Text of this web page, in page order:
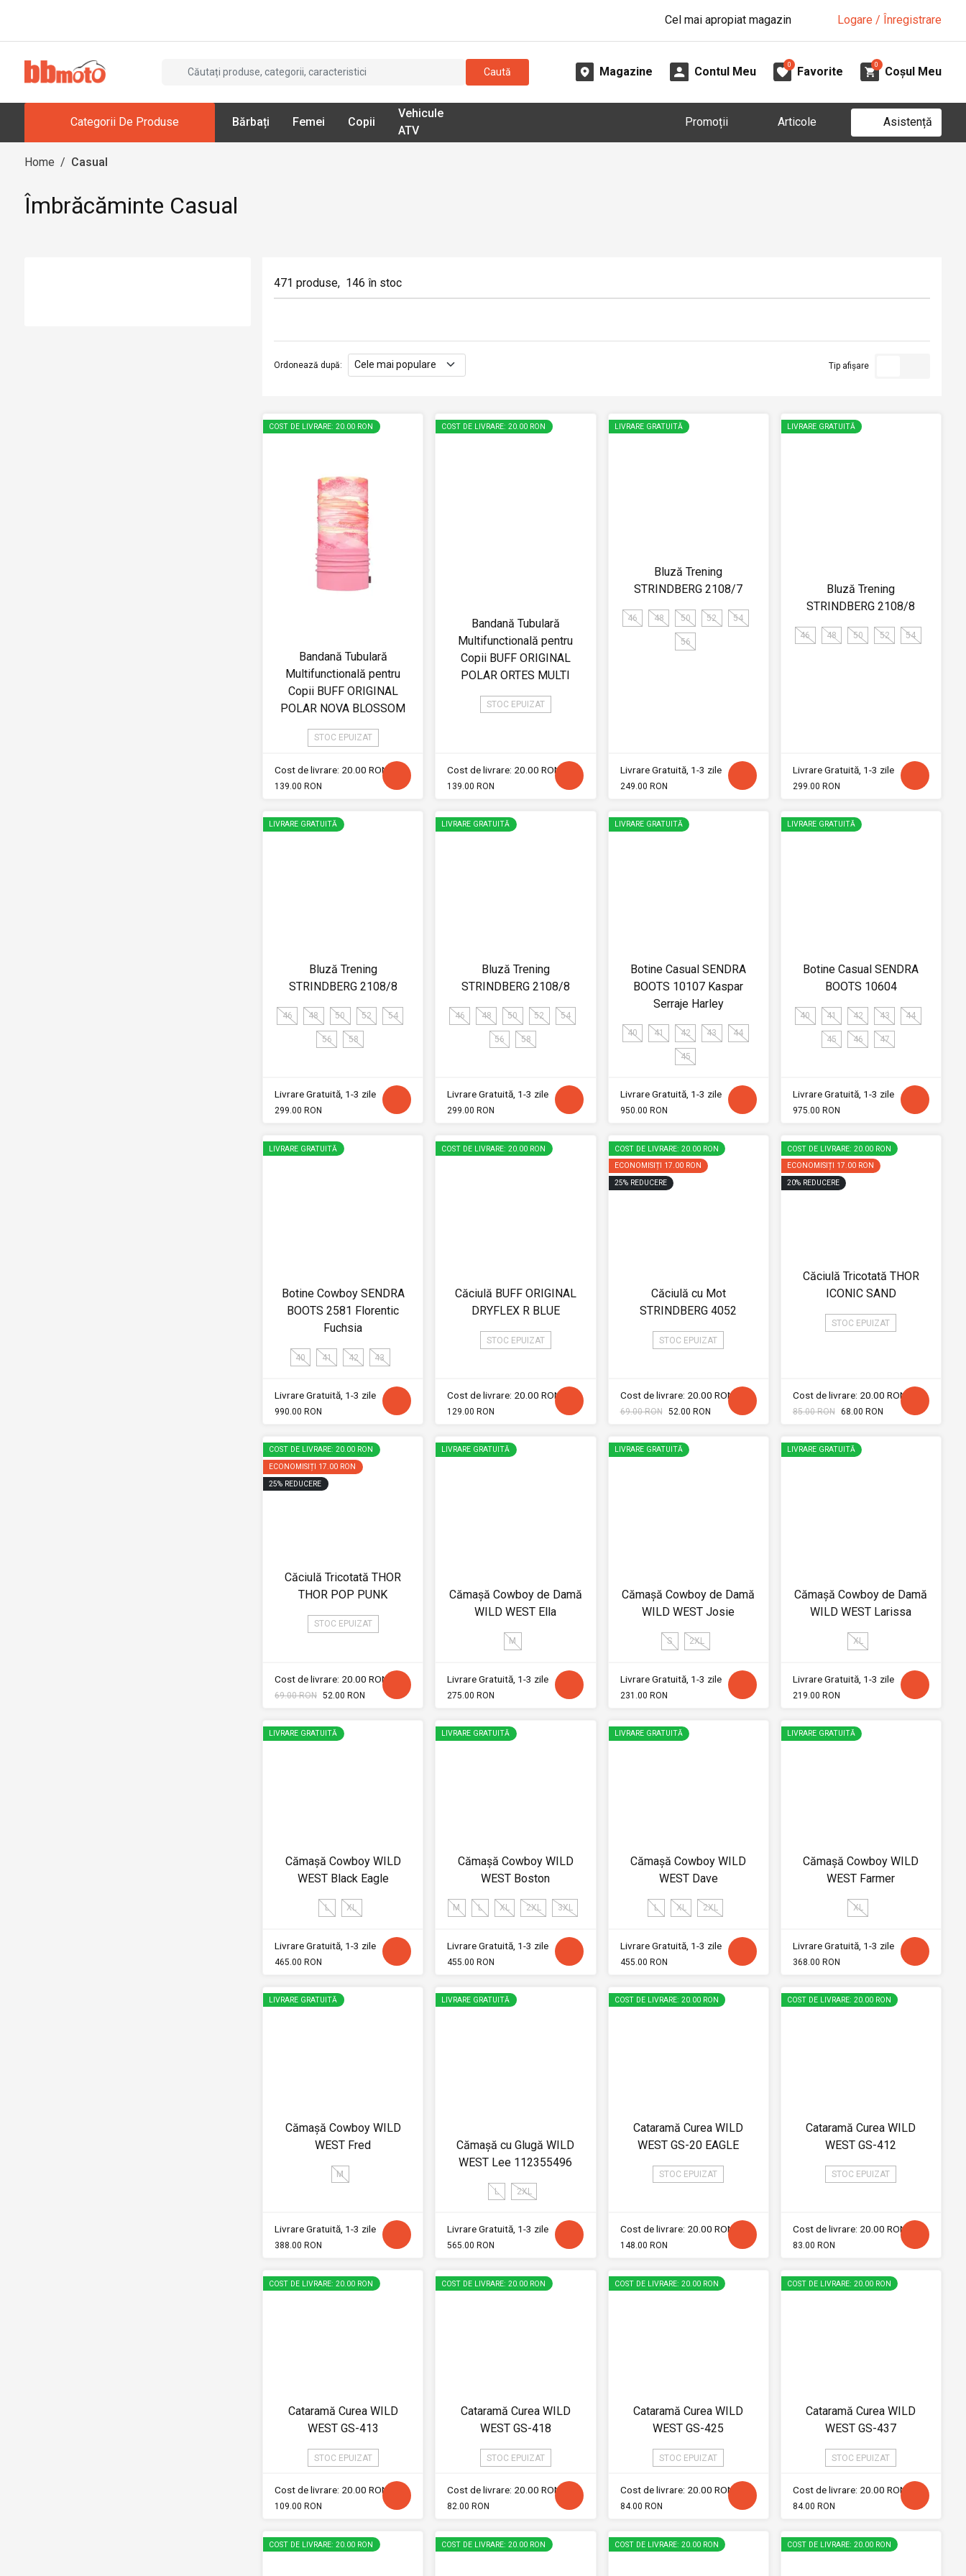
Cel mai apropiat magazin Logare / Înregistrare
Caută Magazine Contul Meu
0
Favorite
0
Coșul Meu
Categorii De Produse Bărbați Femei Copii
Vehicule
ATV
Promoții Articole Asistență
Home / Casual
Îmbrăcăminte Casual
471 produse, 146 în stoc
Ordonează după: Tip afișare
COST DE LIVRARE: 20.00 RON
Bandană Tubulară
Multifunctională pentru
Copii BUFF ORIGINAL
POLAR NOVA BLOSSOM
STOC EPUIZAT
Cost de livrare: 20.00 RON
139.00 RON
COST DE LIVRARE: 20.00 RON
Bandană Tubulară
Multifunctională pentru
Copii BUFF ORIGINAL
POLAR ORTES MULTI
STOC EPUIZAT
Cost de livrare: 20.00 RON
139.00 RON
LIVRARE GRATUITĂ
Bluză Trening
STRINDBERG 2108/7
46 48 50 52 54
56
Livrare Gratuită, 1-3 zile
249.00 RON
LIVRARE GRATUITĂ
Bluză Trening
STRINDBERG 2108/8
46 48 50 52 54
Livrare Gratuită, 1-3 zile
299.00 RON
LIVRARE GRATUITĂ
Bluză Trening
STRINDBERG 2108/8
46 48 50 52 54
56 58
Livrare Gratuită, 1-3 zile
299.00 RON
LIVRARE GRATUITĂ
Bluză Trening
STRINDBERG 2108/8
46 48 50 52 54
56 58
Livrare Gratuită, 1-3 zile
299.00 RON
LIVRARE GRATUITĂ
Botine Casual SENDRA
BOOTS 10107 Kaspar
Serraje Harley
40 41 42 43 44
45
Livrare Gratuită, 1-3 zile
950.00 RON
LIVRARE GRATUITĂ
Botine Casual SENDRA
BOOTS 10604
40 41 42 43 44
45 46 47
Livrare Gratuită, 1-3 zile
975.00 RON
LIVRARE GRATUITĂ
Botine Cowboy SENDRA
BOOTS 2581 Florentic
Fuchsia
40 41 42 43
Livrare Gratuită, 1-3 zile
990.00 RON
COST DE LIVRARE: 20.00 RON
Căciulă BUFF ORIGINAL
DRYFLEX R BLUE
STOC EPUIZAT
Cost de livrare: 20.00 RON
129.00 RON
COST DE LIVRARE: 20.00 RON
ECONOMISIȚI 17.00 RON
25% REDUCERE
Căciulă cu Mot
STRINDBERG 4052
STOC EPUIZAT
Cost de livrare: 20.00 RON
69.00 RON 52.00 RON
COST DE LIVRARE: 20.00 RON
ECONOMISIȚI 17.00 RON
20% REDUCERE
Căciulă Tricotată THOR
ICONIC SAND
STOC EPUIZAT
Cost de livrare: 20.00 RON
85.00 RON 68.00 RON
COST DE LIVRARE: 20.00 RON
ECONOMISIȚI 17.00 RON
25% REDUCERE
Căciulă Tricotată THOR
THOR POP PUNK
STOC EPUIZAT
Cost de livrare: 20.00 RON
69.00 RON 52.00 RON
LIVRARE GRATUITĂ
Cămașă Cowboy de Damă
WILD WEST Ella
M
Livrare Gratuită, 1-3 zile
275.00 RON
LIVRARE GRATUITĂ
Cămașă Cowboy de Damă
WILD WEST Josie
S 2XL
Livrare Gratuită, 1-3 zile
231.00 RON
LIVRARE GRATUITĂ
Cămașă Cowboy de Damă
WILD WEST Larissa
XL
Livrare Gratuită, 1-3 zile
219.00 RON
LIVRARE GRATUITĂ
Cămașă Cowboy WILD
WEST Black Eagle
L XL
Livrare Gratuită, 1-3 zile
465.00 RON
LIVRARE GRATUITĂ
Cămașă Cowboy WILD
WEST Boston
M L XL 2XL 3XL
Livrare Gratuită, 1-3 zile
455.00 RON
LIVRARE GRATUITĂ
Cămașă Cowboy WILD
WEST Dave
L XL 2XL
Livrare Gratuită, 1-3 zile
455.00 RON
LIVRARE GRATUITĂ
Cămașă Cowboy WILD
WEST Farmer
XL
Livrare Gratuită, 1-3 zile
368.00 RON
LIVRARE GRATUITĂ
Cămașă Cowboy WILD
WEST Fred
M
Livrare Gratuită, 1-3 zile
388.00 RON
LIVRARE GRATUITĂ
Cămașă cu Glugă WILD
WEST Lee 112355496
L 2XL
Livrare Gratuită, 1-3 zile
565.00 RON
COST DE LIVRARE: 20.00 RON
Cataramă Curea WILD
WEST GS-20 EAGLE
STOC EPUIZAT
Cost de livrare: 20.00 RON
148.00 RON
COST DE LIVRARE: 20.00 RON
Cataramă Curea WILD
WEST GS-412
STOC EPUIZAT
Cost de livrare: 20.00 RON
83.00 RON
COST DE LIVRARE: 20.00 RON
Cataramă Curea WILD
WEST GS-413
STOC EPUIZAT
Cost de livrare: 20.00 RON
109.00 RON
COST DE LIVRARE: 20.00 RON
Cataramă Curea WILD
WEST GS-418
STOC EPUIZAT
Cost de livrare: 20.00 RON
82.00 RON
COST DE LIVRARE: 20.00 RON
Cataramă Curea WILD
WEST GS-425
STOC EPUIZAT
Cost de livrare: 20.00 RON
84.00 RON
COST DE LIVRARE: 20.00 RON
Cataramă Curea WILD
WEST GS-437
STOC EPUIZAT
Cost de livrare: 20.00 RON
84.00 RON
COST DE LIVRARE: 20.00 RON COST DE LIVRARE: 20.00 RON COST DE LIVRARE: 20.00 RON COST DE LIVRARE: 20.00 RON